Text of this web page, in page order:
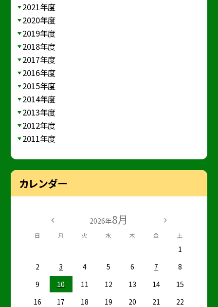
2021年度
2020年度
2019年度
2018年度
2017年度
2016年度
2015年度
2014年度
2013年度
2012年度
2011年度
カレンダー
2026年8月
日 月 火 水 木 金 土
1
2
3 4 5 6 7
8
9
10 11 12 13 14
15
16
17 18 19 20 21
22